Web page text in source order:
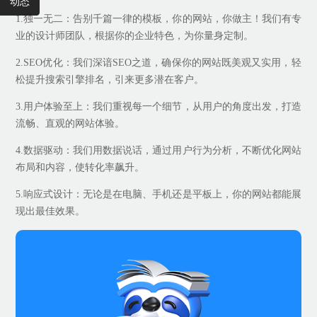
1.独一无二：告别千篇一律的模板，你的网站，你做主！我们有专
业的设计师团队，根据你的企业特色，为你量身定制。
2.SEO优化：我们深谙SEO之道，确保你的网站既美观又实用，轻
松提升搜索引擎排名，引来更多潜在客户。
3.用户体验至上：我们重视每一个细节，从用户的角度出发，打造
流畅、直观的网站体验。
4.数据驱动：我们用数据说话，通过用户行为分析，不断优化网站
布局和内容，使转化率飙升。
5.响应式设计：无论是在电脑、手机还是平板上，你的网站都能展
现出最佳效果。